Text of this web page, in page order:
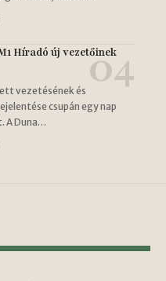
Híradó új vezetőinek
vezetésének és
csupán egy nap
A Duna…